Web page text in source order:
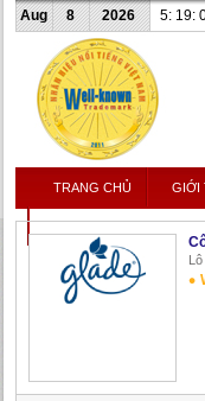
Aug 8 2026 5: 19:
TRANG CHỦ GIỚI
LIÊN HỆ